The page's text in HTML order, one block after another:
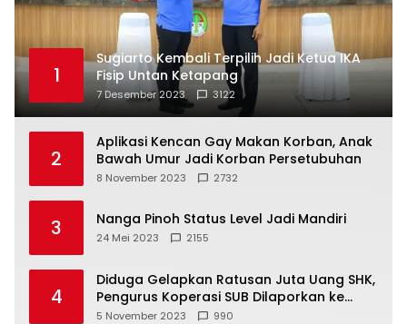
1
Sugiarto Kembali Terpilih Jadi Ketua IKA
Fisip Untan Ketapang
7 Desember 2023 3122
2
Aplikasi Kencan Gay Makan Korban, Anak
Bawah Umur Jadi Korban Persetubuhan
8 November 2023 2732
3 Nanga Pinoh Status Level Jadi Mandiri
24 Mei 2023 2155
4
Diduga Gelapkan Ratusan Juta Uang SHK,
Pengurus Koperasi SUB Dilaporkan ke
Polisi
5 November 2023 990